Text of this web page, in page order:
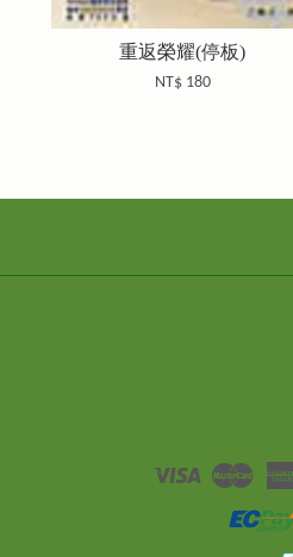
重返榮耀(停板)
NT$ 180
Visa